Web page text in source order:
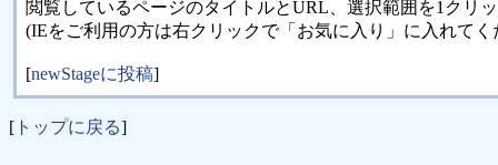
閲覧しているページのタイトルとURL、選択範囲を1クリ
(IEをご利用の方は右クリックで「お気に入り」に入れてく
[newStageに投稿]
[ トップに戻る]